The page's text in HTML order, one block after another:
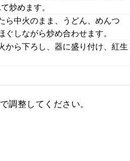
炒めます。
ら中火のまま、うどん、めんつ
しながら炒め合わせます。
から下ろし、器に盛り付け、紅生
調整してください。